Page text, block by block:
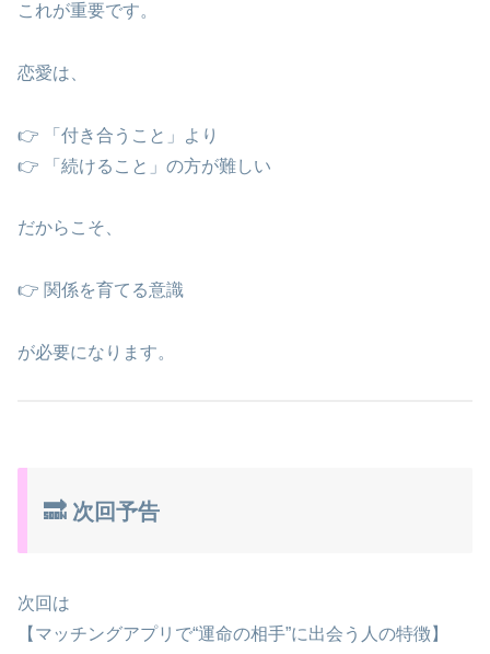
これが重要です。
恋愛は、
👉 「付き合うこと」より
👉 「続けること」の方が難しい
だからこそ、
👉 関係を育てる意識
が必要になります。
🔜 次回予告
次回は
【マッチングアプリで“運命の相手”に出会う人の特徴】